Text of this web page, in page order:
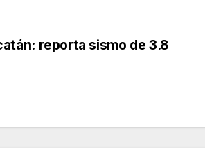
reporta sismo de 3.8